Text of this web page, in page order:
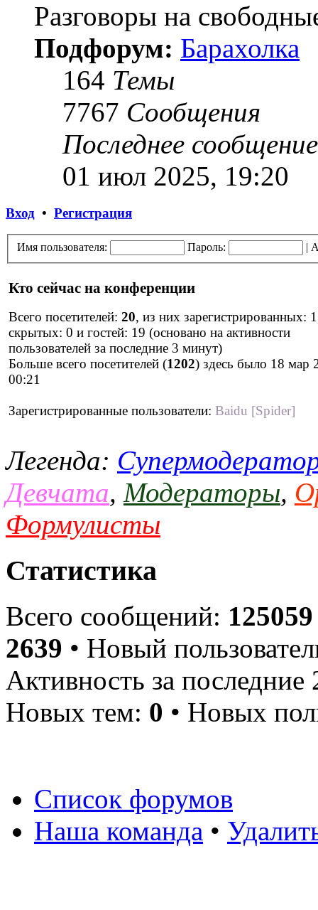
Разговоры на
Подфорум: Барахолка
164 Темы
7767 Сообщения
Последнее сообщение
01 июл 2025, 19:20
Вход • Регистрация
Имя пользователя: Пароль: |
Кто сейчас на конференции
Всего посетителей: 20, из них зарегистрированных:
скрытых: 0 и гостей: 19 (основано на активности
пользователей за последние 3 минут)
Больше всего посетителей (1202) здесь было 18 мар
00:21
Зарегистрированные пользователи: Baidu [Spider]
Легенда:
Девчата, Модераторы,
Формулисты
Статистика
Всего сообщений: 125059
2639 • Новый
Активность за
Новых тем: 0 • Новых
Список форумов
Наша команда •